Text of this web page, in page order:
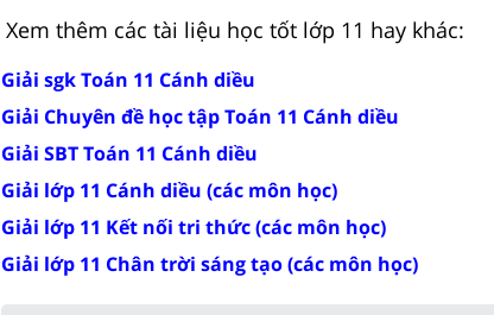
Xem thêm các tài liệu học tốt lớp 11 hay khác:
Giải sgk Toán 11 Cánh diều
Giải Chuyên đề học tập Toán 11 Cánh diều
Giải SBT Toán 11 Cánh diều
Giải lớp 11 Cánh diều (các môn học)
Giải lớp 11 Kết nối tri thức (các môn học)
Giải lớp 11 Chân trời sáng tạo (các môn học)